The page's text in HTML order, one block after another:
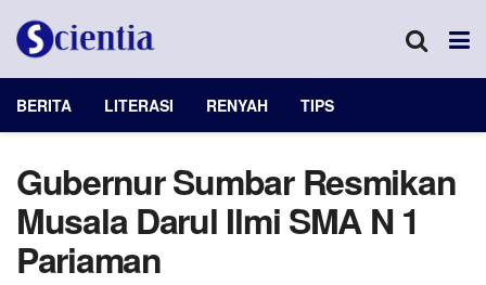
BERITA LITERASI RENYAH TIPS
Gubernur Sumbar Resmikan
Musala Darul Ilmi SMA N 1
Pariaman